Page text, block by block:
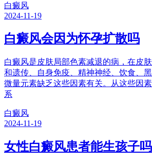
白癜风
2024-11-19
白癜风会因为怀孕扩散吗
白癜风是皮肤局部色素减退的病，在皮
和遗传、自身免疫、精神神经、饮食、
微量元素缺乏这些因素有关。从这些因
系
白癜风
2024-11-19
女性白癜风患者能生孩子吗